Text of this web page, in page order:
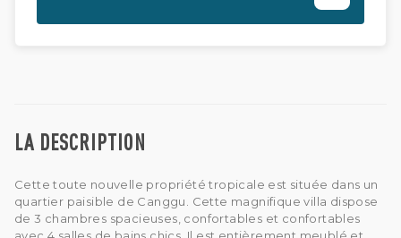
LA DESCRIPTION
Cette toute nouvelle propriété tropicale est située dans un
quartier paisible de Canggu. Cette magnifique villa dispose
de 3 chambres spacieuses, confortables et confortables